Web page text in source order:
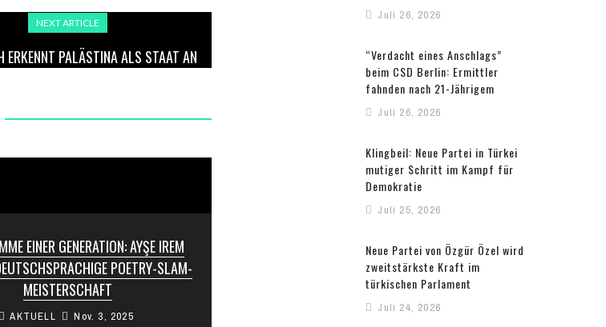
NEXT ARTICLE
ERKENNT PALÄSTINA ALS STAAT AN
EINER GENERATION: AYŞE IREM
POETRY-SLAM-
MEISTERSCHAFT
Meisterin im Poetry
AKTUELL Nov. 3, 2025
Juli 26, 2026
“Verdacht eines Anschlags”
beim CSD Berlin: Ermittler
fahnden nach 21-Jährigem
Juli 26, 2026
Klingbeil: Neue Partei in Türkei
mutiger Schritt im Kampf für
Demokratie
Juli 25, 2026
Neue Partei von Özgür Özel wird
zweitstärkste Kraft im
türkischen Parlament
Juli 24, 2026